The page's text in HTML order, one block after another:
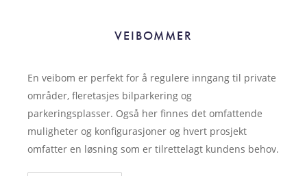
VEIBOMMER
En veibom er perfekt for å regulere inngang til private
områder, fleretasjes bilparkering og
parkeringsplasser. Også her finnes det omfattende
muligheter og konfigurasjoner og hvert prosjekt
omfatter en løsning som er tilrettelagt kundens behov.